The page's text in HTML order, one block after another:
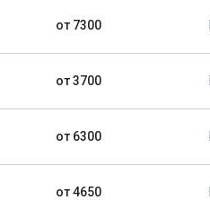
от 7300
от 3700
от 6300
от 4650